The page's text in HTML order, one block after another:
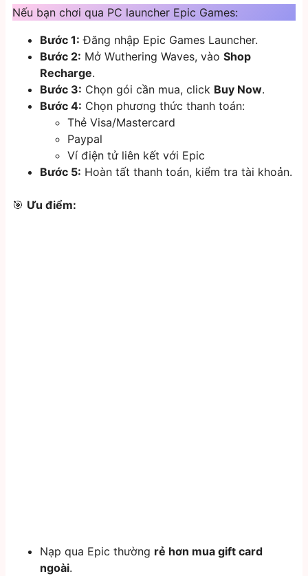
Nếu bạn chơi qua PC launcher Epic Games:
Bước 1: Đăng nhập Epic Games Launcher.
Bước 2: Mở Wuthering Waves, vào Shop
Recharge.
Bước 3: Chọn gói cần mua, click Buy Now.
Bước 4: Chọn phương thức thanh toán:
Thẻ Visa/Mastercard
Paypal
Ví điện tử liên kết với Epic
Bước 5: Hoàn tất thanh toán, kiểm tra tài khoản.
🎯 Ưu điểm:
Nạp qua Epic thường rẻ hơn mua gift card
ngoài.